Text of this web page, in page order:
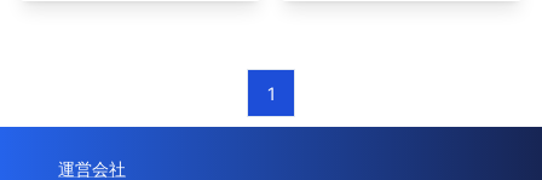
1
運営会社